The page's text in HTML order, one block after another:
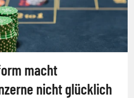
macht
nicht glücklich